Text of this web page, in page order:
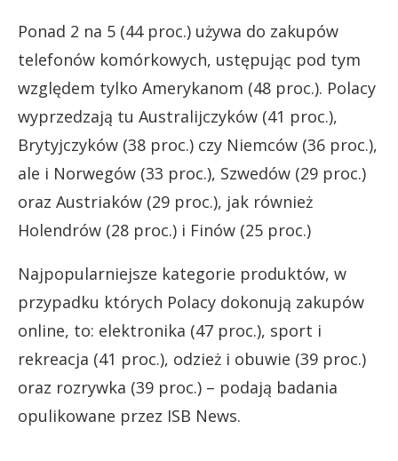
Ponad 2 na 5 (44 proc.) używa do zakupów
telefonów komórkowych, ustępując pod tym
względem tylko Amerykanom (48 proc.). Polacy
wyprzedzają tu Australijczyków (41 proc.),
Brytyjczyków (38 proc.) czy Niemców (36 proc.),
ale i Norwegów (33 proc.), Szwedów (29 proc.)
oraz Austriaków (29 proc.), jak również
Holendrów (28 proc.) i Finów (25 proc.)
Najpopularniejsze kategorie produktów, w
przypadku których Polacy dokonują zakupów
online, to: elektronika (47 proc.), sport i
rekreacja (41 proc.), odzież i obuwie (39 proc.)
oraz rozrywka (39 proc.) – podają badania
opulikowane przez ISB News.